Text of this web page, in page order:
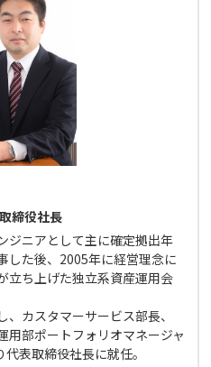
締役社長
ジニアとして主に確定拠出年
した後、2005年に経営理念に
立ち上げた独立系資産運用会
カスタマーサービス部長、
用部ポートフォリオマネージャ
表取締役社長に就任。